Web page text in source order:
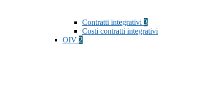
Contratti integrativi 3
Costi contratti integrativi
OIV 2